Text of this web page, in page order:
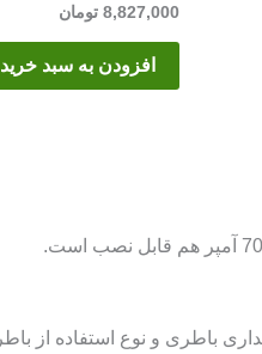
8,827,000 تومان
افزودن به سبد خرید